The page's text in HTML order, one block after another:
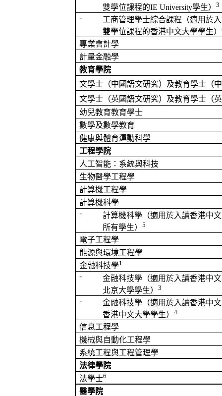
雙學位課程的IEUniversity學生）3
- 工商管理學士綜合課程（適用於
雙學位課程的香港中文大學學生）
專業會計學
計量金融學
教育學院
文學士（中國語文研究）及教育學士（
文學士（英國語文研究）及教育學士（
幼兒教育教育學士
數學及數學教育
健康與體育運動科學
工程學院
人工智能：系統與科技
生物醫學工程學
計算機工程學
計算機科學
-
計算機科學（適用於入讀香港中
所有學生） 5
電子工程學
能源與環境工程學
金融科技學1
- 金融科技學（適用於入讀香港中
北京大學學生）3
- 金融科技學（適用於入讀香港中
香港中文大學學生）4
信息工程學
機械與自動化工程學
系統工程與工程管理學
法律學院
法學士6
醫學院